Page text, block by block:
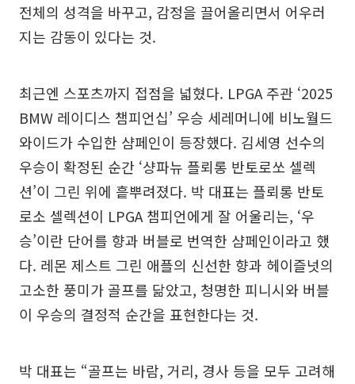
전체의 성격을 바꾸고, 감정을 끌어올리면서 어우러
지는 감동이 있다는 것.
최근엔 스포츠까지 접점을 넓혔다. LPGA 주관 ‘2025
BMW 레이디스 챔피언십’ 우승 세레머니에 비노월드
와이드가 수입한 샴페인이 등장했다. 김세영 선수의
우승이 확정된 순간 ‘샹파뉴 플뢰롱 반토로쏘 셀렉
션’이 그린 위에 흩뿌려졌다. 박 대표는 플뢰롱 반토
로소 셀렉션이 LPGA 챔피언에게 잘 어울리는, ‘우
승’이란 단어를 향과 버블로 번역한 샴페인이라고 했
다. 레몬 제스트 그린 애플의 신선한 향과 헤이즐넛의
고소한 풍미가 골프를 닮았고, 청명한 피니시와 버블
이 우승의 결정적 순간을 표현한다는 것.
박 대표는 “골프는 바람, 거리, 경사 등을 모두 고려해